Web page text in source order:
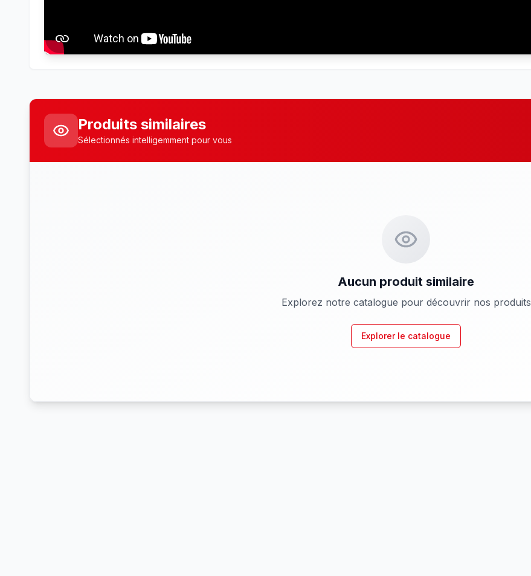
Produits similaires
Sélectionnés intelligemment pour vous
Aucun produit similaire
Explorez notre catalogue pour découvrir nos produits
Explorer le catalogue